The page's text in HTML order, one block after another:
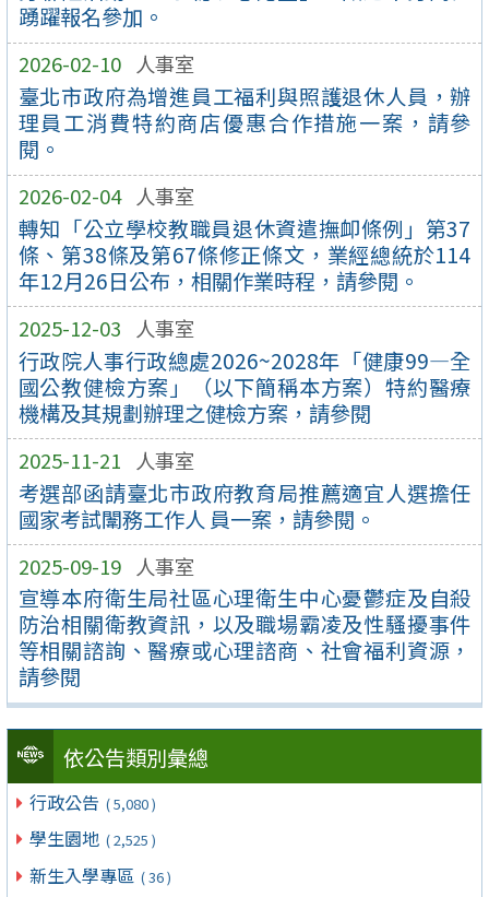
踴躍報名參加。
2026-02-10 人事室
臺北市政府為增進員工福利與照護退休人員，辦
理員工消費特約商店優惠合作措施一案，請參
閱。
2026-02-04 人事室
轉知「公立學校教職員退休資遣撫卹條例」第37
條、第38條及第67條修正條文，業經總統於114
年12月26日公布，相關作業時程，請參閱。
2025-12-03 人事室
行政院人事行政總處2026~2028年「健康99—全
國公教健檢方案」（以下簡稱本方案）特約醫療
機構及其規劃辦理之健檢方案，請參閱
2025-11-21 人事室
考選部函請臺北市政府教育局推薦適宜人選擔任
國家考試闈務工作人 員一案，請參閱。
2025-09-19 人事室
宣導本府衛生局社區心理衛生中心憂鬱症及自殺
防治相關衛教資訊，以及職場霸凌及性騷擾事件
等相關諮詢、醫療或心理諮商、社會福利資源，
請參閱
依公告類別彙總
行政公告 ( 5,080 )
學生園地 ( 2,525 )
新生入學專區 ( 36 )